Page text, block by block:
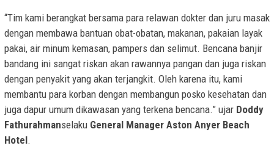
“Tim kami berangkat bersama para relawan dokter dan juru masak
dengan membawa bantuan obat-obatan, makanan, pakaian layak
pakai, air minum kemasan, pampers dan selimut. Bencana banjir
bandang ini sangat riskan akan rawannya pangan dan juga riskan
dengan penyakit yang akan terjangkit. Oleh karena itu, kami
membantu para korban dengan membangun posko kesehatan dan
juga dapur umum dikawasan yang terkena bencana.” ujar Doddy
Fathurahman​selaku ​ General Manager Aston Anyer Beach
Hotel​.